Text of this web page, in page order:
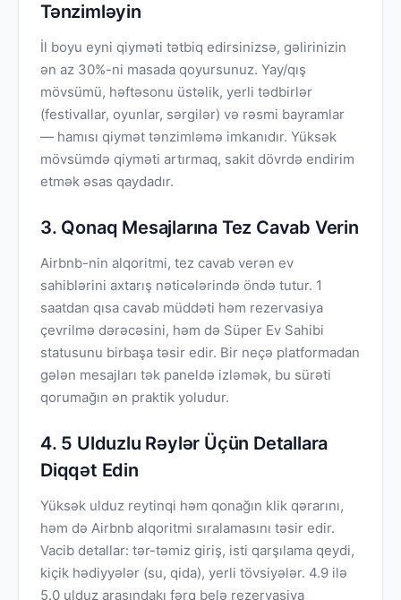
Tənzimləyin
İl boyu eyni qiyməti tətbiq edirsinizsə, gəlirinizin
ən az 30%-ni masada qoyursunuz. Yay/qış
mövsümü, həftəsonu üstəlik, yerli tədbirlər
(festivallar, oyunlar, sərgilər) və rəsmi bayramlar
— hamısı qiymət tənzimləmə imkanıdır. Yüksək
mövsümdə qiyməti artırmaq, sakit dövrdə endirim
etmək əsas qaydadır.
3. Qonaq Mesajlarına Tez Cavab Verin
Airbnb-nin alqoritmi, tez cavab verən ev
sahiblərini axtarış nəticələrində öndə tutur. 1
saatdan qısa cavab müddəti həm rezervasiya
çevrilmə dərəcəsini, həm də Süper Ev Sahibi
statusunu birbaşa təsir edir. Bir neçə platformadan
gələn mesajları tək paneldə izləmək, bu sürəti
qorumağın ən praktik yoludur.
4. 5 Ulduzlu Rəylər Üçün Detallara
Diqqət Edin
Yüksək ulduz reytinqi həm qonağın klik qərarını,
həm də Airbnb alqoritmi sıralamasını təsir edir.
Vacib detallar: tər-təmiz giriş, isti qarşılama qeydi,
kiçik hədiyyələr (su, qida), yerli tövsiyələr. 4.9 ilə
5.0 ulduz arasındakı fərq belə rezervasiya